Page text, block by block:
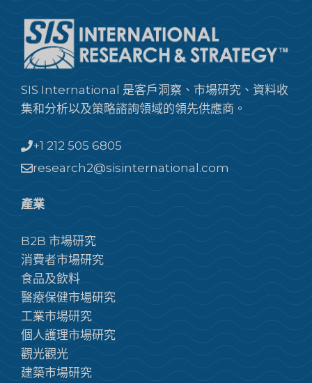
SIS International 是客戶洞察、市場研究、資料收
集和分析以及策略諮詢領域的領先供應商。
+1 212 505 6805
research2@sisinternational.com
產業
B2B 市場研究
消費者市場研究
食品及飲料
醫療保健市場研究
工業市場研究
個人護理市場研究
觀光觀光
建築市場研究